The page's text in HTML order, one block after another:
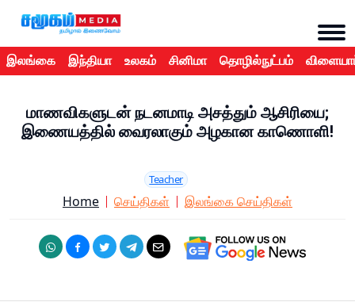
இலங்கை இந்தியா உலகம் சினிமா தொழில்நுட்பம்
மாணவிகளுடன் நடனமாடி அசத்தும் ஆசிரியை;
இணையத்தில் வைரலாகும் அழகான காணொளி!
Teacher
Home செய்திகள் இலங்கை செய்திகள்